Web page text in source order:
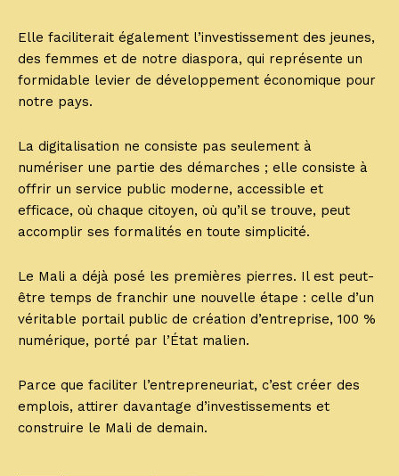
Elle faciliterait également l’investissement des jeunes,
des femmes et de notre diaspora, qui représente un
formidable levier de développement économique pour
notre pays.
La digitalisation ne consiste pas seulement à
numériser une partie des démarches ; elle consiste à
offrir un service public moderne, accessible et
efficace, où chaque citoyen, où qu’il se trouve, peut
accomplir ses formalités en toute simplicité.
Le Mali a déjà posé les premières pierres. Il est peut-
être temps de franchir une nouvelle étape : celle d’un
véritable portail public de création d’entreprise, 100 %
numérique, porté par l’État malien.
Parce que faciliter l’entrepreneuriat, c’est créer des
emplois, attirer davantage d’investissements et
construire le Mali de demain.